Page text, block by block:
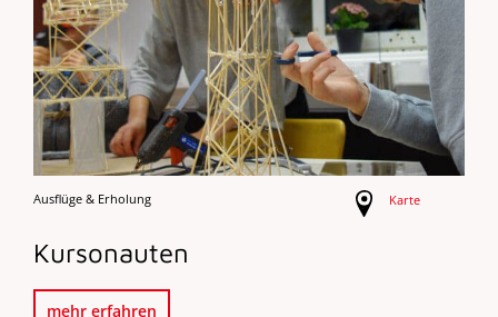
Ausflüge & Erholung Karte
Kursonauten
mehr erfahren